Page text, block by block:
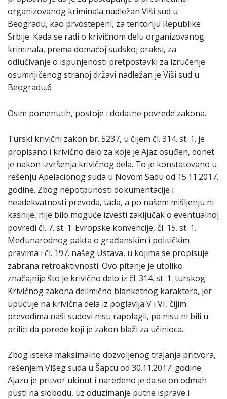
organizovanog kriminala nadležan Viši sud u
Beogradu, kao prvostepeni, za teritoriju Republike
Srbije. Kada se radi o krivičnom delu organizovanog
kriminala, prema domaćoj sudskoj praksi, za
odlučivanje o ispunjenosti pretpostavki za izručenje
osumnjičenog stranoj državi nadležan je Viši sud u
Beogradu.6
Osim pomenutih, postoje i dodatne povrede zakona.
Turski krivični zakon br. 5237, u čijem čl. 314. st. 1. je
propisano i krivično delo za koje je Ajaz osuđen, donet
je nakon izvršenja krivičnog dela. To je konstatovano u
rešenju Apelacionog suda u Novom Sadu od 15.11.2017.
godine. Zbog nepotpunosti dokumentacije i
neadekvatnosti prevoda, tada, a po našem mišljenju ni
kasnije, nije bilo moguće izvesti zaključak o eventualnoj
povredi čl. 7. st. 1. Evropske konvencije, čl. 15. st. 1.
Međunarodnog pakta o građanskim i političkim
pravima i čl. 197. našeg Ustava, u kojima se propisuje
zabrana retroaktivnosti. Ovo pitanje je utoliko
značajnije što je krivično delo iz čl. 314. st. 1. turskog
Krivičnog zakona delimično blanketnog karaktera, jer
upućuje na krivična dela iz poglavlja V i VI, čijim
prevodima naši sudovi nisu rapolagli, pa nisu ni bili u
prilici da porede koji je zakon blaži za učinioca.
Zbog isteka maksimalno dozvoljenog trajanja pritvora,
rešenjem Višeg suda u Šapcu od 30.11.2017. godine
Ajazu je pritvor ukinut i naređeno je da se on odmah
pusti na slobodu, uz oduzimanje putne isprave i